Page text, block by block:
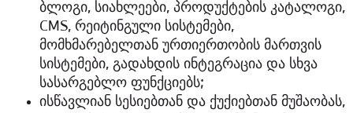
ბლოგი, სიახლეები, პროდუქტების კატალოგი,
CMS, რეიტინგული სისტემები,
მომხმარებელთან ურთიერთობის მართვის
სისტემები, გადახდის ინტეგრაცია და სხვა
სასარგებლო ფუნქციებს;
ისწავლიან სესიებთან და ქუქიებთან მუშაობას,